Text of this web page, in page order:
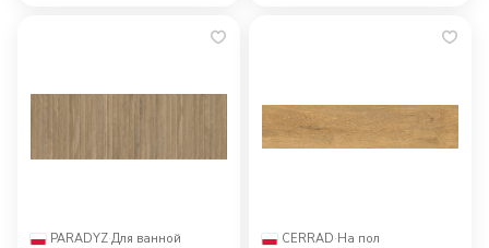
PARADYZ·Для ванной CERRAD·На пол